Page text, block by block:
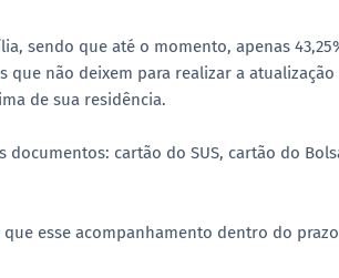
sendo que até o momento, apenas
que não deixem para realizar a atualização
de sua residência.
cartão do SUS, cartão do
esse acompanhamento dentro do